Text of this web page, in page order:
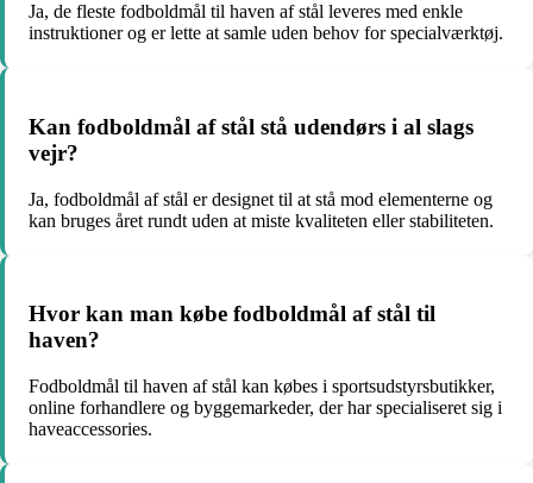
Ja, de fleste fodboldmål til haven af stål leveres med enkle
instruktioner og er lette at samle uden behov for specialværktøj.
Kan fodboldmål af stål stå udendørs i al slags
vejr?
Ja, fodboldmål af stål er designet til at stå mod elementerne og
kan bruges året rundt uden at miste kvaliteten eller stabiliteten.
Hvor kan man købe fodboldmål af stål til
haven?
Fodboldmål til haven af stål kan købes i sportsudstyrsbutikker,
online forhandlere og byggemarkeder, der har specialiseret sig i
haveaccessories.